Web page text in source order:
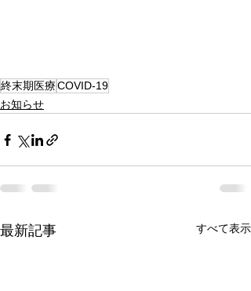
終末期医療COVID-19
お知らせ
最新記事 すべて表示